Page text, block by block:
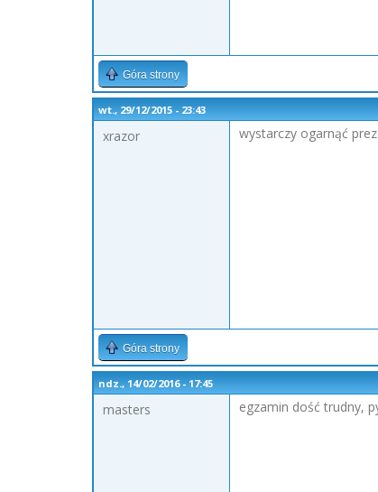
Góra strony
wt., 29/12/2015 - 23:43
xrazor
wystarczy ogarnąć
Góra strony
ndz., 14/02/2016 - 17:45
masters
egzamin dość trudny,